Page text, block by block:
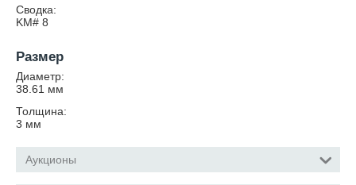
Сводка:
KM# 8
Размер
Диаметр:
38.61 мм
Толщина:
3 мм
Аукционы